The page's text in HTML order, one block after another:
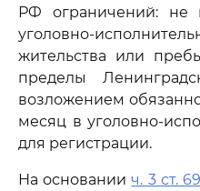
РФ ограничений: не
уголовно-
жительства или
пределы
возложением
месяц в уголовно-
для регистрации.
На основаниич. 3 ст. 69